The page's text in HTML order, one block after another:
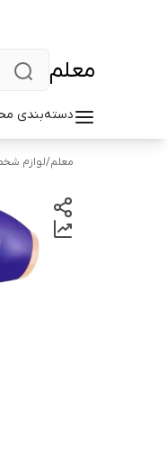
معلم
دسته‌بندی
معلم/لوازم